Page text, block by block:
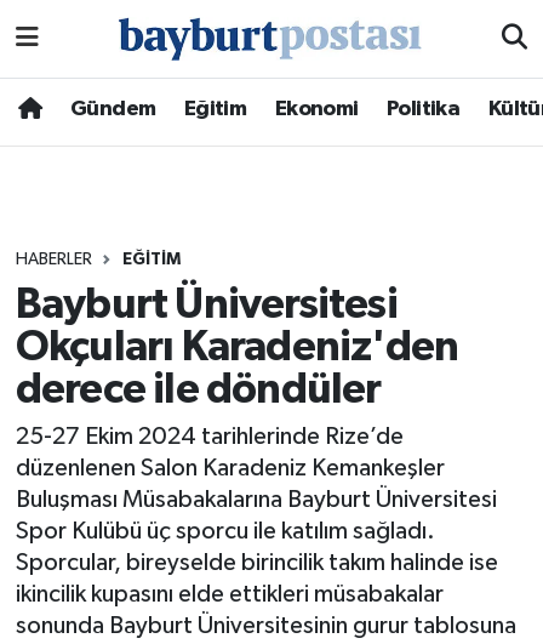
Gündem Eğitim Ekonomi Politika
HABERLER EĞITIM
Bayburt Üniversitesi
Okçuları Karadeniz'den
derece ile döndüler
25-27 Ekim 2024 tarihlerinde Rize’de
düzenlenen Salon Karadeniz Kemankeşler
Buluşması Müsabakalarına Bayburt Üniversitesi
Spor Kulübü üç sporcu ile katılım sağladı.
Sporcular, bireyselde birincilik takım halinde ise
ikincilik kupasını elde ettikleri müsabakalar
sonunda Bayburt Üniversitesinin gurur tablosuna
Hava Durumu
Trafik Durumu
Süper Lig Puan Durumu ve Fikstür
Tüm Manşetler
Son Dakika Haberleri
Haber Arşivi